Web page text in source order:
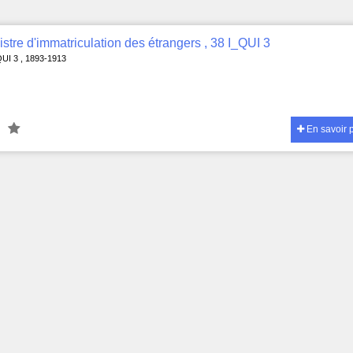
d'immatriculation des étrangers , 38 I_QUI 3
3 , 1893-1913
En savoir